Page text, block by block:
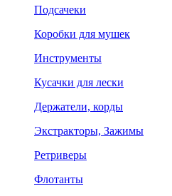
Подсачеки
Коробки для мушек
Инструменты
Кусачки для лески
Держатели, корды
Экстракторы, Зажимы
Ретриверы
Флотанты